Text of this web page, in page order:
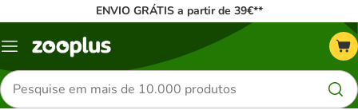
ENVIO GRÁTIS a partir de 39€**
Menu
Pesquisar
produtos